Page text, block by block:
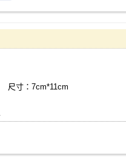
尺寸：7cm*11cm